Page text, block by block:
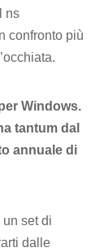
ns
confronto più
Windows.
tantum dal
annuale di
set di
dalle